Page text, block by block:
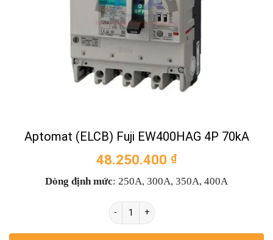
Aptomat (ELCB) Fuji EW400HAG 4P 70kA
48.250.400 ₫
Dòng định mức: 250A, 300A, 350A, 400A
Aptomat (ELCB) Fuji EW400HAG 4P 70kA